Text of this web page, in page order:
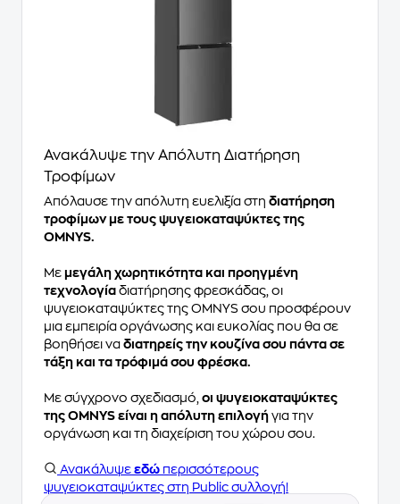
Ανακάλυψε την Απόλυτη Διατήρηση
Τροφίμων
Απόλαυσε την απόλυτη ευελιξία στη διατήρηση
τροφίμων με τους ψυγειοκαταψύκτες της
OMNYS.
Με μεγάλη χωρητικότητα και προηγμένη
τεχνολογία διατήρησης φρεσκάδας, οι
ψυγειοκαταψύκτες της OMNYS σου προσφέρουν
μια εμπειρία οργάνωσης και ευκολίας που θα σε
βοηθήσει να διατηρείς την κουζίνα σου πάντα σε
τάξη και τα τρόφιμά σου φρέσκα.
Με σύγχρονο σχεδιασμό, οι ψυγειοκαταψύκτες
της OMNYS είναι η απόλυτη επιλογή για την
οργάνωση και τη διαχείριση του χώρου σου.
Ανακάλυψε εδώ περισσότερους
ψυγειοκαταψύκτες στη Public συλλογή!